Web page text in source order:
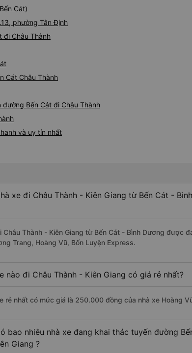
Cát)
phường Tân Định
đi Châu Thành
Cát Châu Thành
Bến Cát đi Châu Thành
và uy tín nhất
xe đi Châu Thành - Kiên Giang từ Bến Cát -
Châu Thành - Kiên Giang từ Bến Cát - Bình Dương được
Trang, Hoàng Vũ, Bốn Luyện Express.
nào đi Châu Thành - Kiên Giang có giá rẻ nhất?
rẻ nhất có mức giá là 250.000 đồng của nhà xe Hoàng
bao nhiêu nhà xe đang khai thác tuyến đường
Giang ?